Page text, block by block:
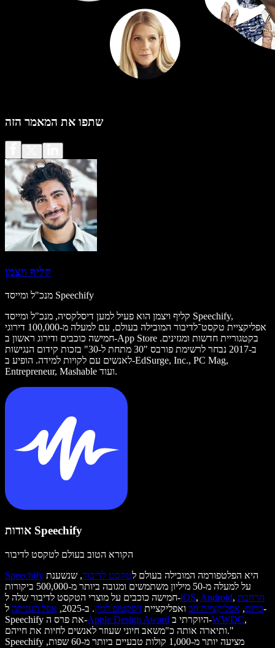
שתפו את המאמר הזה
קליף ויצמן
מנכ"ל ומייסד Speechify
קליף ויצמן הוא פעיל למען דיסלקסיה, מנכ"ל ומייסד Speechify,
אפליקציית טקסט־לדיבור המובילה בעולם, עם למעלה מ-100,000 דירוגי
חמישה כוכבים ודירוג ראשון ב-App Store בקטגוריית חדשות ומגזינים.
ב-2017 נבחר לרשימת פורבס "30 מתחת ל-30" בזכות קידום הנגישות
לאנשים עם לקויות למידה. הופיע ב-EdSurge, Inc., PC Mag,
Entrepreneur, Mashable ועוד.
אודות Speechify
הקורא הטוב בעולם לטקסט לדיבור
Speechify
היא הפלטפורמה המובילה בעולם לטקסט לדיבור, שנשענת
על למעלה מ-50 מיליון משתמשים ומגובה ביותר מ-500,000 ביקורות
חמישה כוכבים על מוצרי הטקסט לדיבור שלה ל-iOS, Android, הרחבת
כרום, אפליקציית ווב ואפליקציית דסקטופ למק. ב-2025, אפל העניקה ל-
Speechify את פרס ה-Apple Design Award היוקרתי ב-WWDC,
ותיארה אותה כ"משאב חיוני שעוזר לאנשים לחיות את חייהם."
Speechify מציעה יותר מ-1,000 קולות טבעיים ביותר מ-60 שפות,